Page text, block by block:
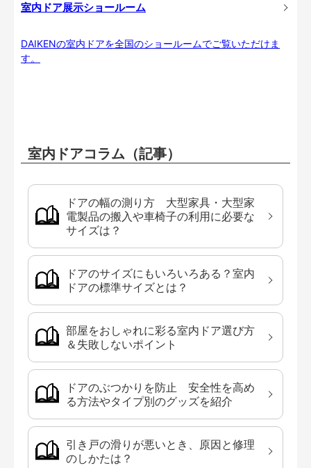
室内ドア展示ショールーム
DAIKENの室内ドアを全国のショールームでご覧いただけま
す。
室内ドアコラム（記事）
ドアの幅の測り方 大型家具・大型家
電製品の搬入や車椅子の利用に必要な
サイズは？
ドアのサイズにもいろいろある？室内
ドアの標準サイズとは？
部屋をおしゃれに彩る室内ドア選び方
＆失敗しないポイント
ドアのぶつかりを防止 安全性を高め
る方法やタイプ別のグッズを紹介
引き戸の滑りが悪いとき、原因と修理
のしかたは？